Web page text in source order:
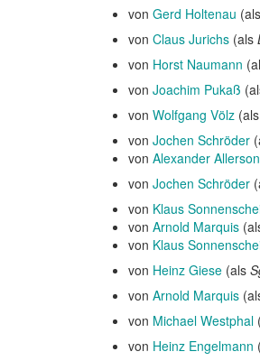
von Gerd Holtenau (als
von Claus Jurichs (als
von Horst Naumann
von Joachim Pukaß
von Wolfgang Völz (als
von Jochen Schröder
von Alexander Allerson
von Jochen Schröder
von Klaus
von Arnold Marquis
von Klaus
von Heinz Giese (als
von Arnold Marquis
von Michael Westphal
von Heinz Engelmann